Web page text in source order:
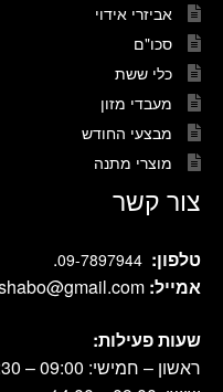
אביזרי אידוי
סכו"ם
כלי ששת
מעבדי מזון
מבצעי החודש
מוצרי מתנה
צור קשר
טלפון: 09-7897944
.
אמייל:
שעות פעילות:
ראשון – חמישי: 09:00 – 19:30.